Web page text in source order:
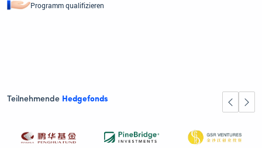
Programm qualifizieren
Teilnehmende Hedgefonds